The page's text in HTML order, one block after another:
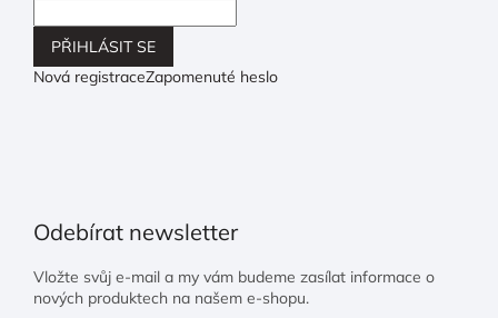
PŘIHLÁSIT SE
Nová registraceZapomenuté heslo
Odebírat newsletter
Vložte svůj e-mail a my vám budeme zasílat informace o
nových produktech na našem e-shopu.